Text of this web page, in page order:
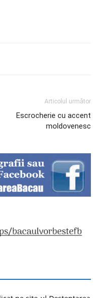
Articolul următor
Escrocherie cu accent
moldovenesc